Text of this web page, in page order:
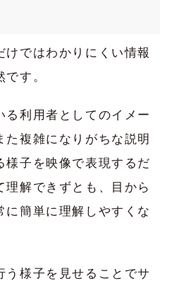
けではわかりにくい情報
す。
る利用者としてのイメー
た複雑になりがちな説明
様子を映像で表現するだ
理解できずとも、目から
に簡単に理解しやすくな
う様子を見せることでサ